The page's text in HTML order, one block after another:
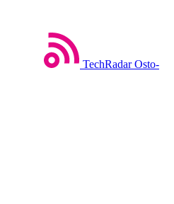
TechRadar Osto-